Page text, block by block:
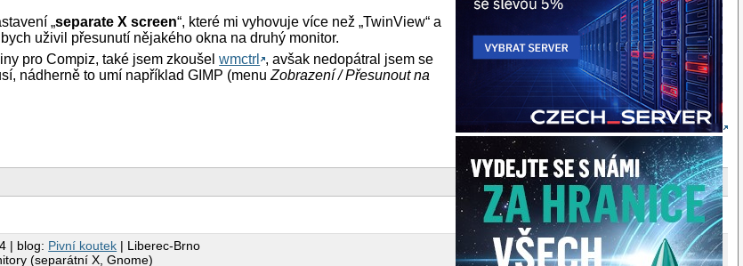
„separate X screen“, které mi vyhovuje více než „TwinView“ a
uživil přesunutí nějakého okna na druhý monitor.
pro Compiz, také jsem zkoušelwmctrl
, avšak nedopátral jsem se
nádherně to umí například GIMP (menuZobrazení / Přesunout na
| blog: Pivní koutek | Liberec-Brno
(separátní X, Gnome)